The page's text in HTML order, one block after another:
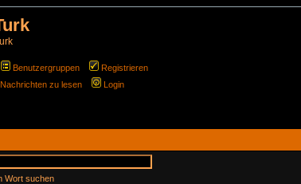
Benutzergruppen
Registrieren
zu lesen Login
Wort suchen